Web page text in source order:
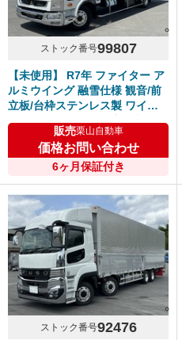
ストック番号99807
【未使用】 R7年 ファイター ア
ルミウイング 融雪仕様 観音/前
立板/台枠ステンレス製 ワイド
幅 リアエアサス 240高馬力 ア
ルミホイール 6MT 令和9年7月
14日まで車検付き
販売栗山自動車
価格お問い合わせ
6ヶ月保証付き
ストック番号92476